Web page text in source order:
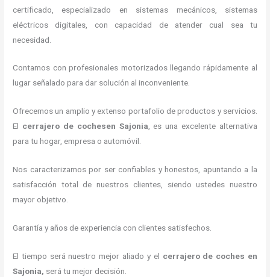
certificado, especializado en sistemas mecánicos, sistemas
eléctricos digitales, con capacidad de atender cual sea tu
necesidad.
Contamos con profesionales motorizados llegando rápidamente al
lugar señalado para dar solución al inconveniente.
Ofrecemos un amplio y extenso portafolio de productos y servicios.
El cerrajero de cochesen Sajonia, es una excelente alternativa
para tu hogar, empresa o automóvil.
Nos caracterizamos por ser confiables y honestos, apuntando a la
satisfacción total de nuestros clientes, siendo ustedes nuestro
mayor objetivo.
Garantía y años de experiencia con clientes satisfechos.
El tiempo será nuestro mejor aliado y el cerrajero de coches en
Sajonia, será tu mejor decisión.